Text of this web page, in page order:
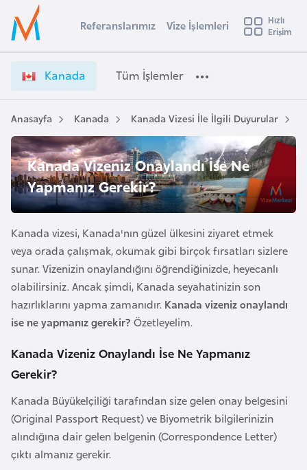
Ülke Seçimi
Başvuru yapmak istediğiniz ülkeyi seçin
Üye
Girişi
e
i
ş
i
Referanslarımız Vize İşlemleri
Hızlı
Erişim
Kanada Tüm İşlemler
Anasayfa Kanada Kanada Vizesi İle İlgili Duyurular
Kanada Vizeniz Onaylandı İse Ne
Yapmanız Gerekir?
Kanada vizesi, Kanada'nın güzel ülkesini ziyaret etmek
veya orada çalışmak, okumak gibi birçok fırsatları sizlere
sunar. Vizenizin onaylandığını öğrendiğinizde, heyecanlı
olabilirsiniz. Ancak şimdi, Kanada seyahatinizin son
hazırlıklarını yapma zamanıdır. Kanada vizeniz onaylandı
ise ne yapmanız gerekir? Özetleyelim.
Kanada Vizeniz Onaylandı İse Ne Yapmanız
Gerekir?
Kanada Büyükelçiliği tarafından size gelen onay belgesini
(Original Passport Request) ve Biyometrik bilgilerinizin
alındığına dair gelen belgenin (Correspondence Letter)
çıktı almanız gerekir.
s
t
r
a
A
v
u
t
u
r
y
a
A
z
r
b
a
y